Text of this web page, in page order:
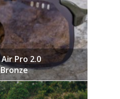
Pro 2.0